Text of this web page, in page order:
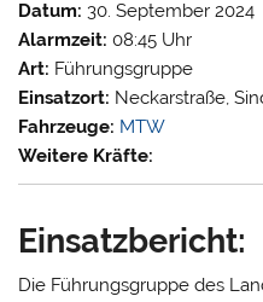
Datum: 30. September 2024
Alarmzeit: 08:45 Uhr
Art: Führungsgruppe
Einsatzort: Neckarstraße,
Fahrzeuge: MTW
Weitere Kräfte:
Einsatzbericht:
Die Führungsgruppe des